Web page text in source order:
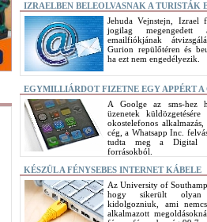
IZRAELBEN BELEOLVASNAK A TURISTÁK
Jehuda Vejnstejn, Izrael
jogilag
emailfiókjának
Gurion repülőtéren és
ha ezt nem engedélyezik.
EGYMILLIÁRDOT FIZETNE EGY APPÉRT A
A Goolge az sms-hez
üzenetek küldözgetésére
okostelefonos
cég, a Whatsapp Inc.
tudta meg a Digital
forrásokból.
KÉSZÜL A FÉNYSEBES INTERNET KÁBELE
Az University of
hogy sikerült olyan
kidolgozniuk, ami
alkalmazott